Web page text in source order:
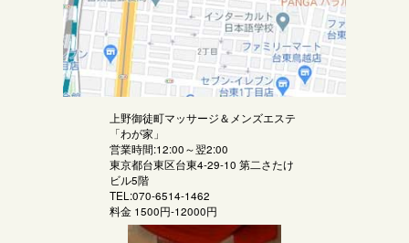
上野御徒町マッサージ＆メンズエステ
「わが家 」
営業時間:12:00～翌2:00
東京都台東区台東4-29-10 第二さたけ
ビル5階
TEL:070-6514-1462
料金 1500円-12000円